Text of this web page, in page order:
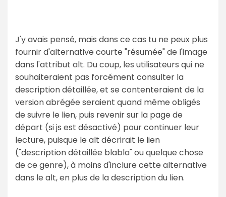
J'y avais pensé, mais dans ce cas tu ne peux plus
fournir d'alternative courte "résumée" de l'image
dans l'attribut alt. Du coup, les utilisateurs qui ne
souhaiteraient pas forcément consulter la
description détaillée, et se contenteraient de la
version abrégée seraient quand même obligés
de suivre le lien, puis revenir sur la page de
départ (si js est désactivé) pour continuer leur
lecture, puisque le alt décrirait le lien
("description détaillée blabla" ou quelque chose
de ce genre), à moins d'inclure cette alternative
dans le alt, en plus de la description du lien.